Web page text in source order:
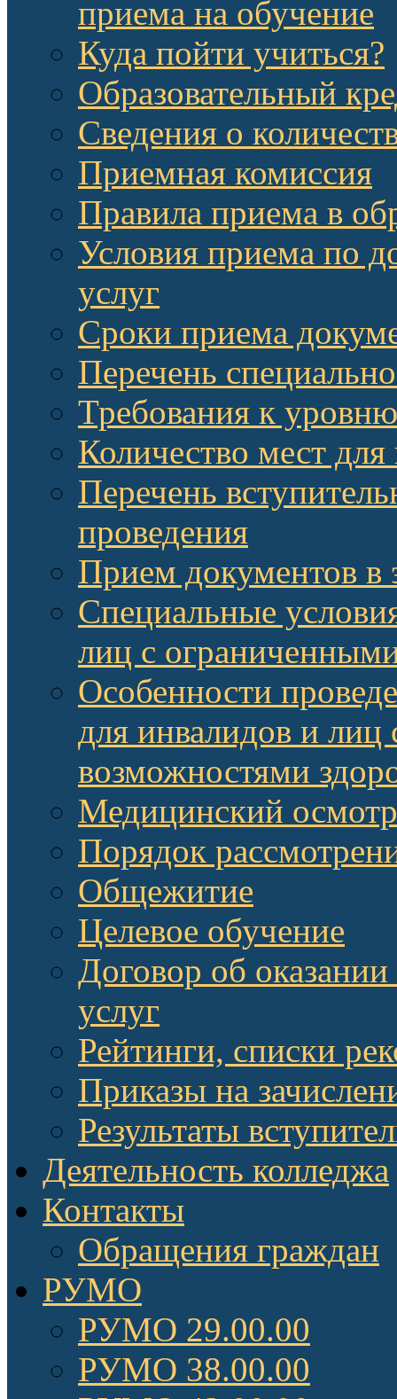
приема на обучение
Куда пойти учиться?
Образовательный
Сведения о
Приемная комиссия
Правила приема в
Условия приема по
услуг
Сроки приема
Перечень
Требования к
Количество мест
Перечень
проведения
Прием документов в
Специальные
лиц с
Особенности
для инвалидов и
возможностями
Медицинский осмотр
Порядок
Общежитие
Целевое обучение
Договор об
услуг
Рейтинги, списки
Приказы на
Результаты
Деятельность колледжа
Контакты
Обращения граждан
РУМО
РУМО 29.00.00
РУМО 38.00.00